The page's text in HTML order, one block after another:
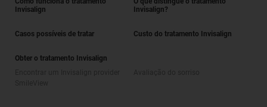
Invisalign
Invisalign?
Casos possíveis de tratar Custo do tratamento Invisalign
Obter o tratamento Invisalign